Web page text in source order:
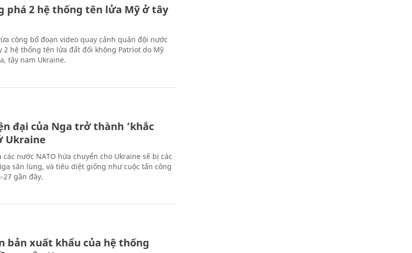
phá 2 hệ thống tên lửa Mỹ ở tây
công bố đoạn video quay cảnh quân đội nước
2 hệ thống tên lửa đất đối không Patriot do Mỹ
tây nam Ukraine.
đại của Nga trở thành ‘khắc
Ukraine
các nước NATO hứa chuyển cho Ukraine sẽ bị các
săn lùng, và tiêu diệt giống như cuộc tấn công
27 gần đây.
bản xuất khẩu của hệ thống